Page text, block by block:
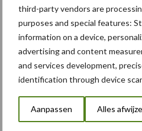
third-party vendors are
purposes and special features:
information on a device,
advertising and content
and services development,
identification through device
Aanpassen Alles
Primaire
Sidebar
Recent nieuws
Toon